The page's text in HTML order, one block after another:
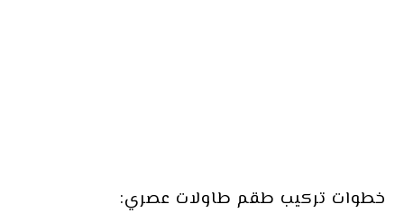
خطوات تركيب طقم طاولات عصري: